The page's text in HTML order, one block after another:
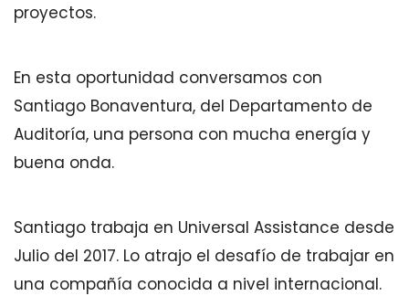
proyectos.
En esta oportunidad conversamos con
Santiago Bonaventura, del Departamento de
Auditoría, una persona con mucha energía y
buena onda.
Santiago trabaja en Universal Assistance desde
Julio del 2017. Lo atrajo el desafío de trabajar en
una compañía conocida a nivel internacional.